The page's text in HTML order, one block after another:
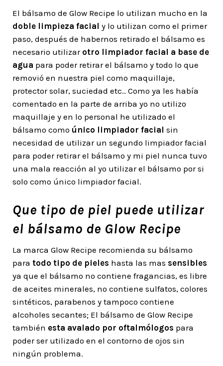
El bálsamo de Glow Recipe lo utilizan mucho en la
doble limpieza facial y lo utilizan como el primer
paso, después de habernos retirado el bálsamo es
necesario utilizar otro limpiador facial a base de
agua para poder retirar el bálsamo y todo lo que
removió en nuestra piel como maquillaje,
protector solar, suciedad etc.. Como ya les había
comentado en la parte de arriba yo no utilizo
maquillaje y en lo personal he utilizado el
bálsamo como único limpiador facial sin
necesidad de utilizar un segundo limpiador facial
para poder retirar el bálsamo y mi piel nunca tuvo
una mala reacción al yo utilizar el bálsamo por si
solo como único limpiador facial.
Que tipo de piel puede utilizar
el bálsamo de Glow Recipe
La marca Glow Recipe recomienda su bálsamo
para todo tipo de pieles hasta las mas sensibles
ya que el bálsamo no contiene fragancias, es libre
de aceites minerales, no contiene sulfatos, colores
sintéticos, parabenos y tampoco contiene
alcoholes secantes; El bálsamo de Glow Recipe
también esta avalado por oftalmólogos para
poder ser utilizado en el contorno de ojos sin
ningún problema.